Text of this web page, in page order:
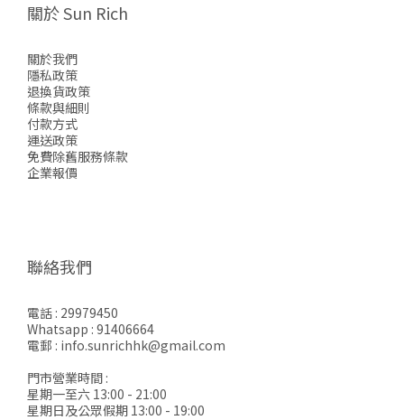
關於 Sun Rich
關於我們
隱私政策
退換貨政策
條款與細則
付款方式
運送政策
免費除舊服務條款
企業報價
聯絡我們
電話 : 29979450
Whatsapp : 91406664
電郵 : info.sunrichhk@gmail.com
門市營業時間 :
星期一至六 13:00 - 21:00
星期日及公眾假期 13:00 - 19:00